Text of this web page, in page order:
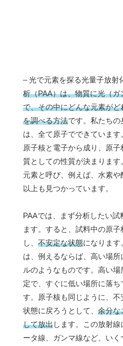
– 光で元素を探る光量子放射
析（PAA）は、物質に光（
で、その中にどんな元素が
を調べる方法です。私たち
は、全て原子でできていま
原子核と電子から成り、原
質としての性質が決まりま
元素と呼び、例えば、水素
以上も見つかっています。
PAAでは、まず分析したい試
ます。すると、試料中の原
し、 不安定な状態になります
は、例えるならば、高い場
ルのようなものです。高い
定で、すぐに低い場所に落ち
す。原子核も同じように、
状態に戻ろうとして、 余分な
して放出します。この放射
ータ線、ガンマ線など、い